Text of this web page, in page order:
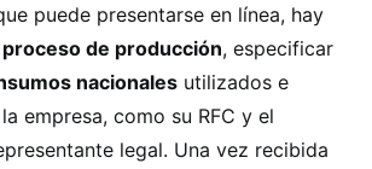
puede presentarse en línea, hay
proceso de producción, especificar
nacionales utilizados e
empresa, como su RFC y el
legal. Una vez recibida